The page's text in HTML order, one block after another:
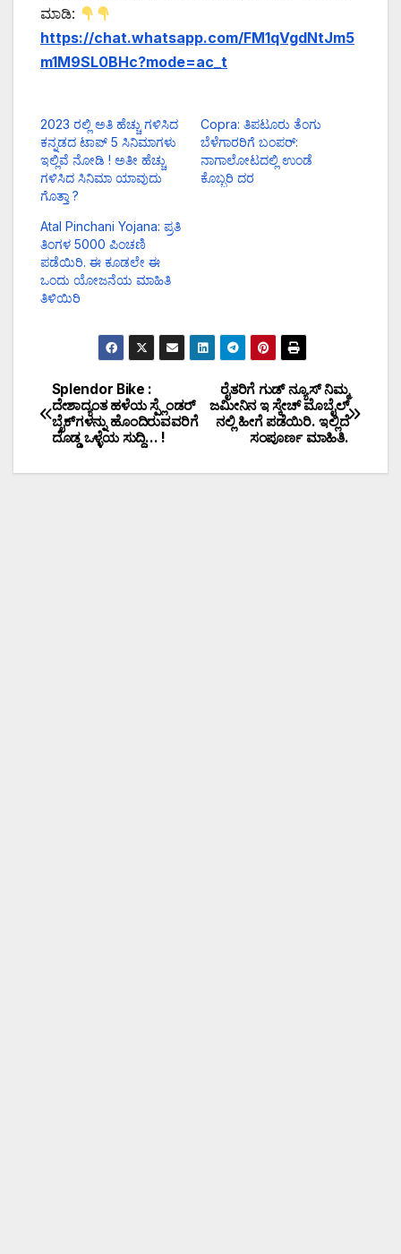
ಮಾಡಿ:
https://chat.whatsapp.com/FM1qVgdNtJm5
m1M9SL0BHc?mode=ac_t
2023 ರಲ್ಲಿ ಅತಿ ಹೆಚ್ಚು ಗಳಿಸಿದ
ಕನ್ನಡದ ಟಾಪ್ 5 ಸಿನಿಮಾಗಳು
ಇಲ್ಲಿವೆ ನೋಡಿ ! ಅತೀ ಹೆಚ್ಚು
ಗಳಿಸಿದ ಸಿನಿಮಾ ಯಾವುದು
ಗೊತ್ತಾ ?
Copra: ತಿಪಟೂರು ತೆಂಗು
ಬೆಳೆಗಾರರಿಗೆ ಬಂಪರ್:
ನಾಗಾಲೋಟದಲ್ಲಿ ಉಂಡೆ
ಕೊಬ್ಬರಿ ದರ
Atal Pinchani Yojana: ಪ್ರತಿ
ತಿಂಗಳ 5000 ಪಿಂಚಣಿ
ಪಡೆಯಿರಿ. ಈ ಕೂಡಲೇ ಈ
ಒಂದು ಯೋಜನೆಯ ಮಾಹಿತಿ
ತಿಳಿಯಿರಿ
ರೈತರಿಗೆ ಗುಡ್ ನ್ಯೂಸ್ ನಿಮ್ಮ
ಜಮೀನಿನ ಇ ಸ್ಕೇಚ್ ಮೊಬೈಲ್
ನಲ್ಲಿ ಹೀಗೆ ಪಡೆಯಿರಿ. ಇಲ್ಲಿದೆ
ಸಂಪೂರ್ಣ ಮಾಹಿತಿ.
Splendor Bike :
ದೇಶಾದ್ಯಂತ ಹಳೆಯ ಸ್ಪ್ಲೆಂಡರ್
ಬೈಕ್‌ಗಳನ್ನು ಹೊಂದಿರುವವರಿಗೆ
ದೊಡ್ಡ ಒಳ್ಳೆಯ ಸುದ್ದಿ… !